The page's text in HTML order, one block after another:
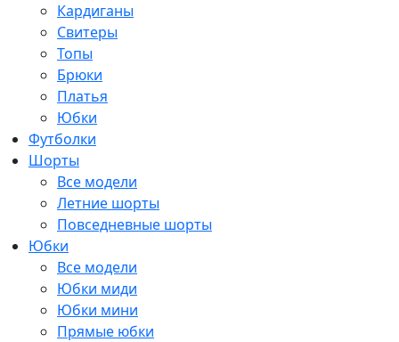
Кардиганы
Свитеры
Топы
Брюки
Платья
Юбки
Футболки
Шорты
Все модели
Летние шорты
Повседневные шорты
Юбки
Все модели
Юбки миди
Юбки мини
Прямые юбки